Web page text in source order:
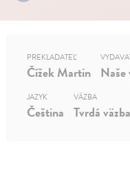
PREKLADATEĽ
Čížek Martin Naše
JAZYK
Čeština
VÄZBA
Tvrdá